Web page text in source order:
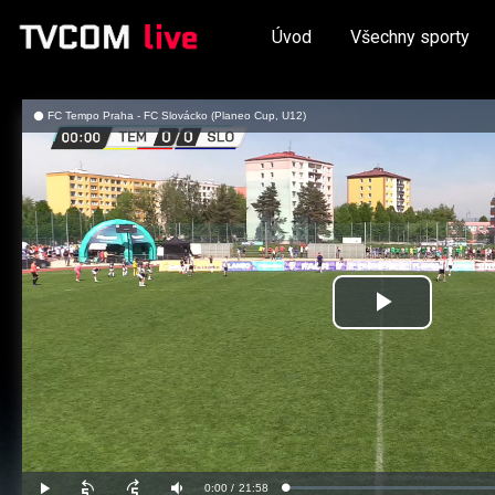
Úvod Všechny sporty
Přehrát
video
Aktuální
0:00 / Doba
21:58 Načteno:
FC Tempo Praha - FC Slovácko (Planeo Cup, U12)